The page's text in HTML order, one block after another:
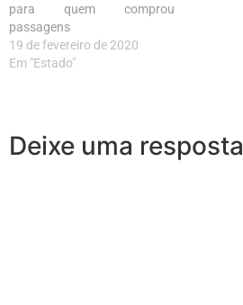
para quem comprou
passagens
19 de fevereiro de 2020
Em "Estado"
Deixe uma resposta